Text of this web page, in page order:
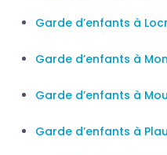
Garde d’enfants à
Garde d’enfants à
Garde d’enfants à
Garde d’enfants à